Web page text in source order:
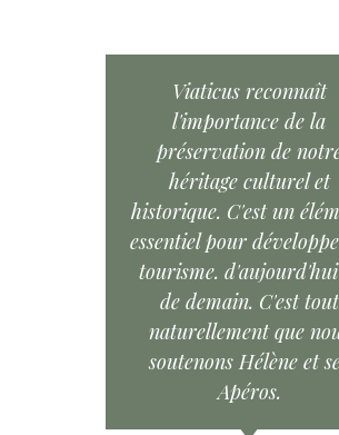
Viaticus reconnaît
l'importance de la
préservation de
héritage culturel et
historique. C'est un
essentiel pour
tourisme.
de demain. C'est tout
naturellement que
soutenons Hélène et
Apéros.